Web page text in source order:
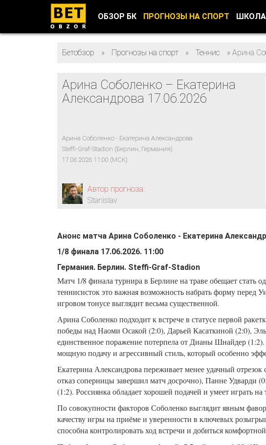
ОБЗОР БК ПРОГНОЗЫ НА СПОРТ ШКОЛА
Бетобзор » Прогнозы на спорт » Теннис » Арина
Арина Соболенко – Екатерина
Александрова 17.06.2026
Арина Соболенко - Екатерина Александрова
Steffi-Graf-Stadion (Берлин, Германия)
17.06.2026 11:00 (МСК)
Автор прогноза:
Stanislav
Матч 1/8 финала турнира в Берлине на траве обещает стать
теннисисток это важная возможность набрать форму перед
игровом тонусе выглядит весьма существенной.
Арина Соболенко подходит к встрече в статусе первой
победы над Наоми Осакой (2:0), Дарьей Касаткиной (2:0),
единственное поражение потерпела от Дианы Шнайдер (1:2).
мощную подачу и агрессивный стиль, который особенно
Екатерина Александрова переживает менее удачный
отказ соперницы завершил матч досрочно), Панне
(1:2). Россиянка обладает хорошей подачей и умеет играть
По совокупности факторов Соболенко выглядит явным
качеству игры на приёме и уверенности в ключевых
способна контролировать ход встречи и добиться
Анонс матча Арина Соболенко - Екатерина
1/8 финала 17.06.2026. 11:00
Германия. Берлин. Steffi-Graf-Stadion